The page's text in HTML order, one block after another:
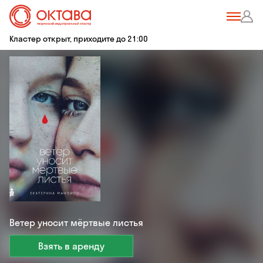
Кластер открыт, приходите до 21:00
Ветер уносит мёртвые листья
Взять в аренду